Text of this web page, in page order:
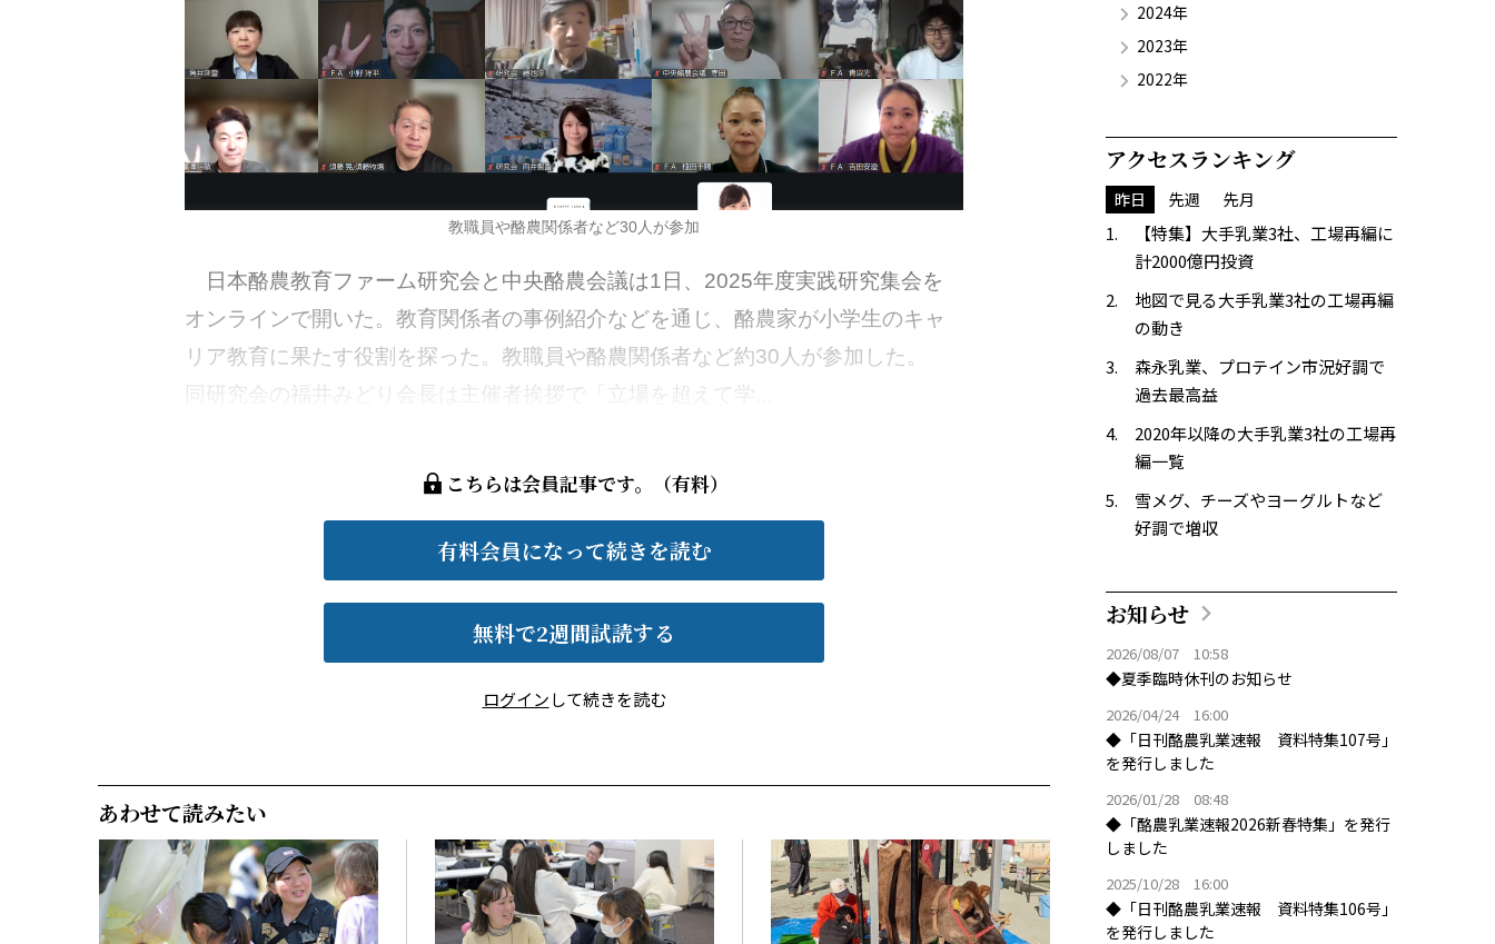
教職員や酪農関係者など30人が参加
日本酪農教育ファーム研究会と中央酪農会議は1日、2025年度実践研究集会を
オンラインで開いた。教育関係者の事例紹介などを通じ、酪農家が小学生のキャ
リア教育に果たす役割を探った。教職員や酪農関係者など約30人が参加した。
同研究会の福井みどり会長は主催者挨拶で「立場を超えて学...
こちらは会員記事です。（有料）
有料会員になって続きを読む
無料で2週間試読する
ログインして続きを読む
あわせて読みたい
2024年
2023年
2022年
アクセスランキング
昨日 先週 先月
【特集】大手乳業3社、工場再編に
計2000億円投資
地図で見る大手乳業3社の工場再編
の動き
森永乳業、プロテイン市況好調で
過去最高益
2020年以降の大手乳業3社の工場再
編一覧
雪メグ、チーズやヨーグルトなど
好調で増収
お知らせ
2026/08/07 10:58
◆夏季臨時休刊のお知らせ
2026/04/24 16:00
◆「日刊酪農乳業速報 資料特集107号」
を発行しました
2026/01/28 08:48
◆「酪農乳業速報2026新春特集」を発行
しました
2025/10/28 16:00
◆「日刊酪農乳業速報 資料特集106号」
を発行しました